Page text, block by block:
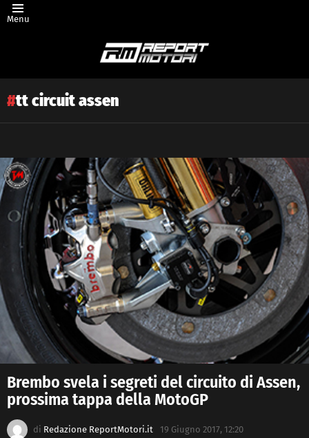
Menu
tt circuit assen
Latest
story
Brembo svela i segreti del circuito di Assen,
prossima tappa della MotoGP
di Redazione ReportMotori.it 19 Giugno 2017, 12:20